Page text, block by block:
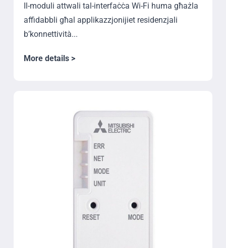
Il-moduli attwali tal-interfaċċa Wi-Fi huma għażla
affidabbli għal applikazzjonijiet residenzjali
b’konnettività...
More details >